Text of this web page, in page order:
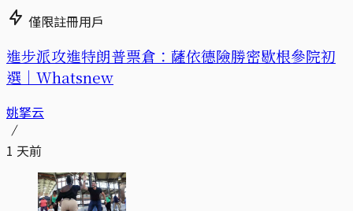
僅限註冊用戶
進步派攻進特朗普票倉：薩依德險勝密歇根參院初
選｜Whatsnew
姚拏云
1 天前